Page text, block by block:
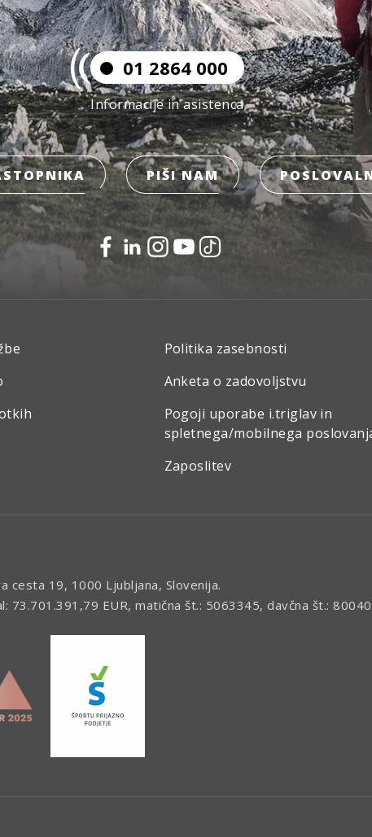
01 2864 000
Informacije in asistenca
PIŠI NAM
Politika zasebnosti
Anketa o zadovoljstvu
Pogoji uporabe i.triglav in
spletnega/mobilnega
Zaposlitev
cesta 19, 1000 Ljubljana, Slovenija.
EUR, matična št.: 5063345, davčna št.: